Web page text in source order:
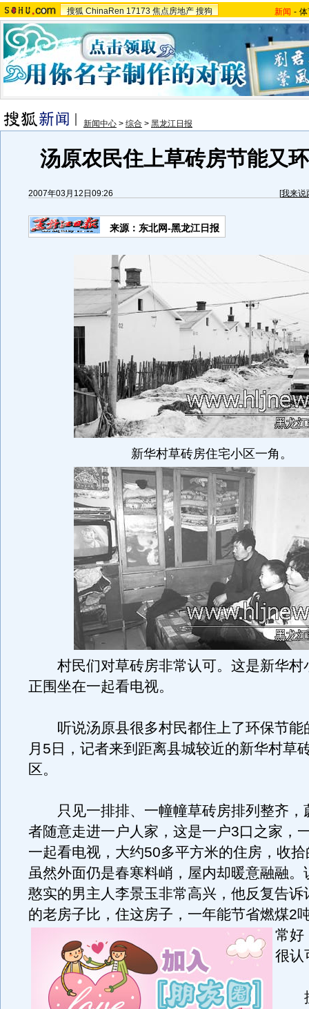
搜狐 ChinaRen 17173 焦点房地产 搜狗 新闻 -
新闻中心 > 综合 > 黑龙江日报
汤原农民住上草砖房节能又
2007年03月12日09:26 [我来说
来源：东北网-黑龙江日报
新华村草砖房住宅小区一角。
村民们对草砖房非常认可。这是新华村
正围坐在一起看电视。
听说汤原县很多村民都住上了环保节能
月5日，记者来到距离县城较近的新华村草
区。
只见一排排、一幢幢草砖房排列整齐，
者随意走进一户人家，这是一户3口之家，
一起看电视，大约50多平方米的住房，收
虽然外面仍是春寒料峭，屋内却暖意融融。
憨实的男主人李景玉非常高兴，他反复告诉
的老房子比，住这房子，一年能节省燃煤2
常好
很认
据